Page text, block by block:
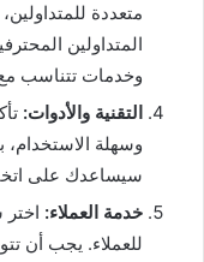
متعددة
المتداولين
وخدمات تتناسب
التقنية والأدوات:
وسهلة الاستخدام،
سيساعدك على
خدمة العملاء:
للعملاء. يجب أن